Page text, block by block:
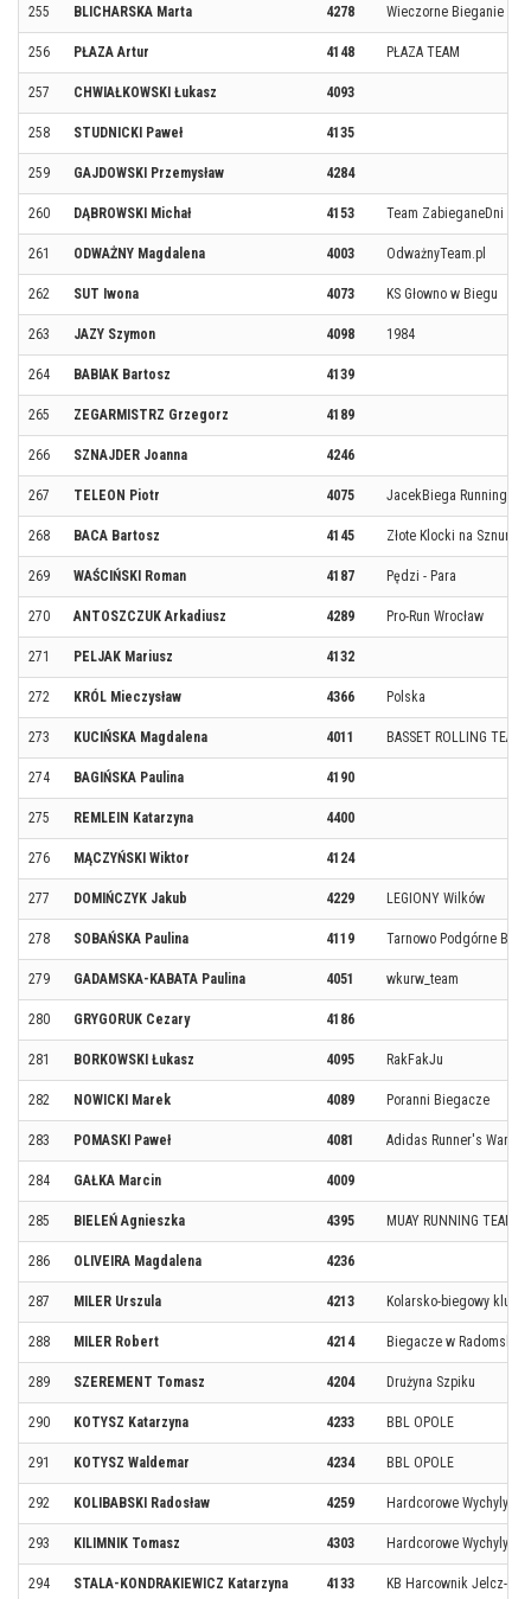
255 BLICHARSKA Marta 4278 Wieczorne Bieganie w
256 PŁAZA Artur 4148 PŁAZA TEAM
257 CHWIAŁKOWSKI Łukasz 4093
258 STUDNICKI Paweł 4135
259 GAJDOWSKI Przemysław 4284
260 DĄBROWSKI Michał 4153 Team ZabieganeDni
261 ODWAŻNY Magdalena 4003 OdważnyTeam.pl
262 SUT Iwona 4073 KS Głowno w Biegu
263 JAZY Szymon 4098 1984
264 BABIAK Bartosz 4139
265 ZEGARMISTRZ Grzegorz 4189
266 SZNAJDER Joanna 4246
267 TELEON Piotr 4075 JacekBiega Running
268 BACA Bartosz 4145 Złote Klocki na Sznurku
269 WAŚCIŃSKI Roman 4187 Pędzi - Para
270 ANTOSZCZUK Arkadiusz 4289 Pro-Run Wrocław
271 PELJAK Mariusz 4132
272 KRÓL Mieczysław 4366 Polska
273 KUCIŃSKA Magdalena 4011 BASSET ROLLING TEAM
274 BAGIŃSKA Paulina 4190
275 REMLEIN Katarzyna 4400
276 MĄCZYŃSKI Wiktor 4124
277 DOMIŃCZYK Jakub 4229 LEGIONY Wilków
278 SOBAŃSKA Paulina 4119 Tarnowo Podgórne
279 GADAMSKA-KABATA Paulina 4051 wkurw_team
280 GRYGORUK Cezary 4186
281 BORKOWSKI Łukasz 4095 RakFakJu
282 NOWICKI Marek 4089 Poranni Biegacze
283 POMASKI Paweł 4081 Adidas Runner's Warsaw
284 GAŁKA Marcin 4009
285 BIELEŃ Agnieszka 4395 MUAY RUNNING TEAM
286 OLIVEIRA Magdalena 4236
287 MILER Urszula 4213 Kolarsko-biegowy klub
288 MILER Robert 4214 Biegacze w Radomsku
289 SZEREMENT Tomasz 4204 Drużyna Szpiku
290 KOTYSZ Katarzyna 4233 BBL OPOLE
291 KOTYSZ Waldemar 4234 BBL OPOLE
292 KOLIBABSKI Radosław 4259 Hardcorowe
293 KILIMNIK Tomasz 4303 Hardcorowe
294 STALA-KONDRAKIEWICZ Katarzyna 4133 KB Harcownik Jelcz-